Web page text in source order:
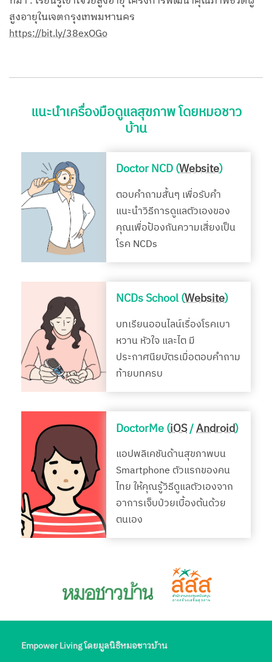
สูงอายุในเจตกรุงเทพมหานคร
https://bit.ly/38exOGo
แนะนำเครื่องมือดูแลสุขภาพ โดยหมอชาว
บ้าน
Doctor NCD (Website)
ตอบคำถามสั้นๆ เพื่อรับคำ
แนะนำวิธีการดูแลตัวเองของ
คุณเพื่อป้องกันความเสี่ยงเป็น
โรค NCDs
NCDs School (Website)
บทเรียนออนไลน์เรื่องโรคเบา
หวาน หัวใจ และไต มี
ประกาศนียบัตรเมื่อตอบคำถาม
ท้ายบทครบ
DoctorMe (iOS/Android)
แอปพลิเคชันด้านสุขภาพบน
Smartphone ตัวแรกของคน
ไทย ให้คุณรู้วิธีดูแลตัวเองจาก
อาการเจ็บป่วยเบื้องต้นด้วย
ตนเอง
Empower Living โดยมูลนิธิหมอชาวบ้าน